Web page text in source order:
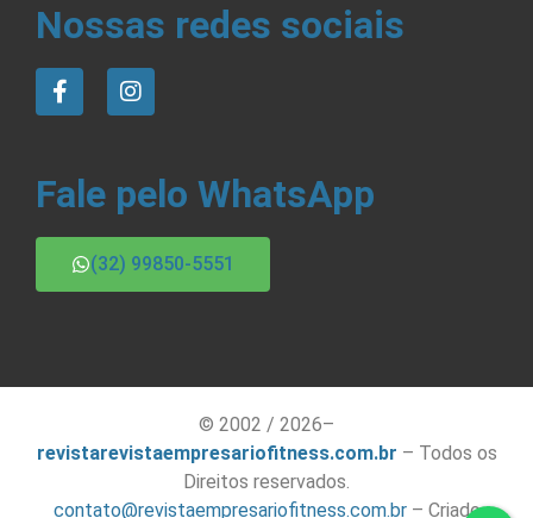
Nossas redes sociais
Fale pelo WhatsApp
(32) 99850-5551
© 2002 / 2026–
revistarevistaempresariofitness.com.br – Todos os
Direitos reservados.
contato@revistaempresariofitness.com.br– Criado